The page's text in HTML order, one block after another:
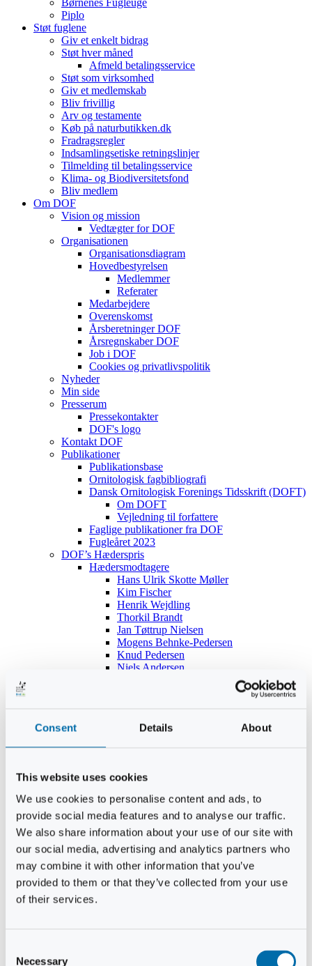
Consent Details About
This website uses cookies
We use cookies to personalise content and ads, to
provide social media features and to analyse our traffic.
We also share information about your use of our site with
our social media, advertising and analytics partners who
may combine it with other information that you’ve
provided to them or that they’ve collected from your use
of their services.
Necessary
Børnenes Fugleuge
Piplo
Støt fuglene
Giv et enkelt bidrag
Støt hver måned
Afmeld betalingsservice
Støt som virksomhed
Giv et medlemskab
Bliv frivillig
Arv og testamente
Køb på naturbutikken.dk
Fradragsregler
Indsamlingsetiske retningslinjer
Tilmelding til betalingsservice
Klima- og Biodiversitetsfond
Bliv medlem
Om DOF
Vision og mission
Vedtægter for DOF
Organisationen
Organisationsdiagram
Hovedbestyrelsen
Medlemmer
Referater
Medarbejdere
Overenskomst
Årsberetninger DOF
Årsregnskaber DOF
Job i DOF
Cookies og privatlivspolitik
Nyheder
Min side
Presserum
Pressekontakter
DOF's logo
Kontakt DOF
Publikationer
Publikationsbase
Ornitologisk fagbibliografi
Dansk Ornitologisk Forenings Tidsskrift (DOFT)
Om DOFT
Vejledning til forfattere
Faglige publikationer fra DOF
Fugleåret 2023
DOF’s Hæderspris
Hædersmodtagere
Hans Ulrik Skotte Møller
Kim Fischer
Henrik Wejdling
Thorkil Brandt
Jan Tøttrup Nielsen
Mogens Behnke-Pedersen
Knud Pedersen
Niels Andersen
Christian Hjorth
Niels Thomas Rosenberg
Benny Gensbøl
Bent Jakobsen
Svend Andersen
Bent Wigh
Jens-Kjeld Jensen
Jon Fjeldså
William Carøe Aarestrup
Erik Mølgaard